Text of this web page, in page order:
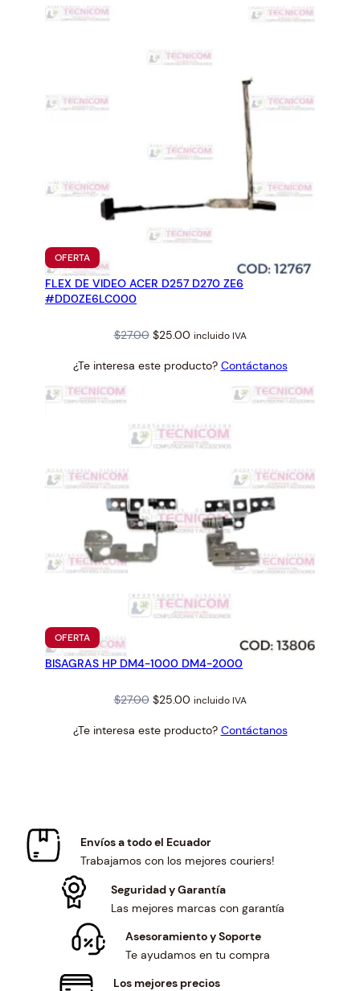
OFERTAPRODUCTO
EN
OFERTA
FLEX DE VIDEO ACER D257 D270 ZE6
#DD0ZE6LC000
$27.00 Original
was:
$25.00Current
is:
incluido IVA
¿Te interesa este producto? Contáctanos
OFERTAPRODUCTO
EN
OFERTA
BISAGRAS HP DM4-1000 DM4-2000
$27.00 Original
was:
$25.00Current
is:
incluido IVA
¿Te interesa este producto? Contáctanos
Envíos a todo el Ecuador
Trabajamos con los mejores couriers!
Seguridad y Garantía
Las mejores marcas con garantía
Asesoramiento y Soporte
Te ayudamos en tu compra
Los mejores precios